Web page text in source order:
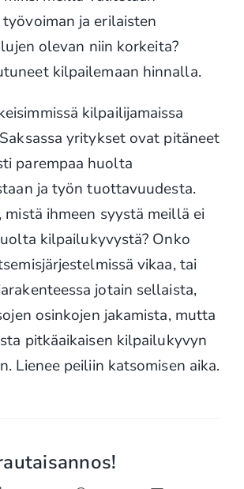
ja erilaisten
olevan niin korkeita?
kilpailemaan hinnalla.
kilpailijamaissa
yritykset ovat pitäneet
parempaa huolta
ja työn tuottavuudesta.
mistä ihmeen syystä meillä ei
kilpailukyvystä? Onko
vikaa, tai
jotain sellaista,
osinkojen jakamista, mutta
pitkäaikaisen kilpailukyvyn
Lienee peiliin katsomisen aika.